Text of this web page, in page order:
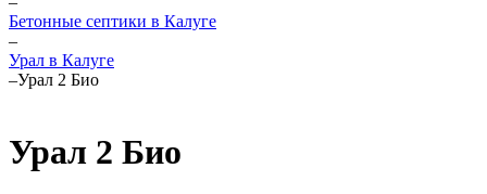
Бетонные септики в Калуге
–
Урал в Калуге
–Урал 2 Био
Урал 2 Био